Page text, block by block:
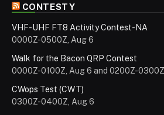
CONTESTY
VHF-UHF FT8 Activity Contest-NA
0000Z-0500Z, Aug 6
Walk for the Bacon QRP Contest
0000Z-0100Z, Aug 6 and 0200Z-
CWops Test (CWT)
0300Z-0400Z, Aug 6